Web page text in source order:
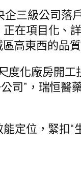
企三級公司落
在項目化、
高東西的品
度化廠房開
司”，瑞恒醫
定位，緊扣“